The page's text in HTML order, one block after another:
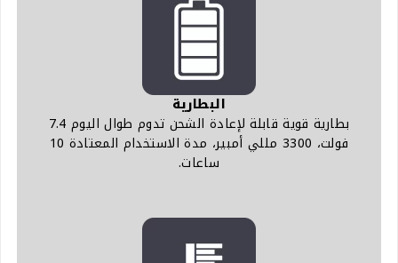
البطارية
بطارية قوية قابلة لإعادة الشحن تدوم طوال اليوم 7.4
فولت، 3300 مللي أمبير، مدة الاستخدام المعتادة 10
ساعات.